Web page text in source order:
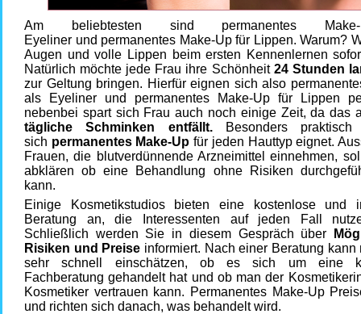
Am beliebtesten sind permanentes
Eyeliner und permanentes Make-Up für Lippen. Warum?
Augen und volle Lippen beim ersten Kennenlernen
Natürlich möchte jede Frau ihre Schönheit 24 Stunden
zur Geltung bringen. Hierfür eignen sich also
als Eyeliner und permanentes Make-Up für Lippen
nebenbei spart sich Frau auch noch einige Zeit, da das
tägliche Schminken entfällt.Besonders
sich permanentes Make-Upfür jeden Hauttyp eignet.
Frauen, die blutverdünnende Arzneimittel einnehmen,
abklären ob eine Behandlung ohne Risiken
kann.
Einige Kosmetikstudios bieten eine kostenlose und
Beratung an, die Interessenten auf jeden Fall
Schließlich werden Sie in diesem Gespräch über
Risiken und Preise informiert. Nach einer Beratung kann
sehr schnell einschätzen, ob es sich um eine
Fachberatung gehandelt hat und ob man der
Kosmetiker vertrauen kann. Permanentes Make-Up
und richten sich danach, was behandelt wird.